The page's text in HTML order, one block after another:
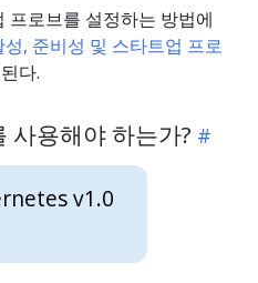
프로브를 설정하는 방법에
성, 준비성 및 스타트업 프로
다.
사용해야 하는가?
v1.0